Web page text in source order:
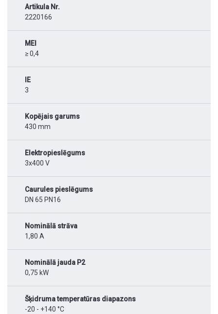
Artikula Nr.
2220166
MEI
≥ 0,4
IE
3
Kopējais garums
430 mm
Elektropieslēgums
3x400 V
Caurules pieslēgums
DN 65 PN16
Nominālā strāva
1,80 A
Nominālā jauda P2
0,75 kW
Šķidruma temperatūras diapazons
-20 - +140 °C